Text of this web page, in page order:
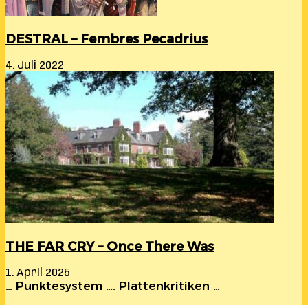
DESTRAL – Fembres Pecadrius
4. Juli 2022
THE FAR CRY – Once There Was
1. April 2025
… Punktesystem …. Plattenkritiken …